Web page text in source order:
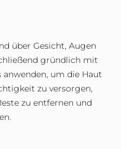
über Gesicht, Augen
gründlich mit
anwenden, um die Haut
zu versorgen,
zu entfernen und